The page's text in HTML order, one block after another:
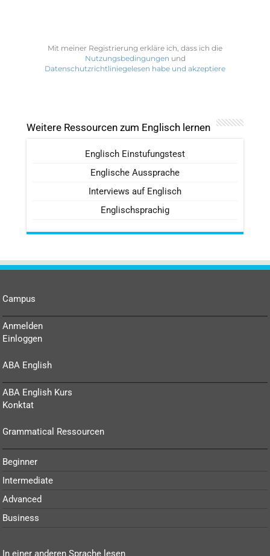
Mit meiner Registrierung erkläre ich, dass ich die
Nutzungsbedingungen und
Datenschutzrichtliniegelesen habe und akzeptiere
Weitere Ressourcen zum Englisch lernen
Englisch Einstufungstest
Englische Aussprache
Interviews auf Englisch
Englischsprachig
Campus
Anmelden
Einloggen
ABA English
ABA English Kurs
Konktat
Grammatical Ressourcen
Beginner
Intermediate
Advanced
Business
In einer anderen Sprache lesen